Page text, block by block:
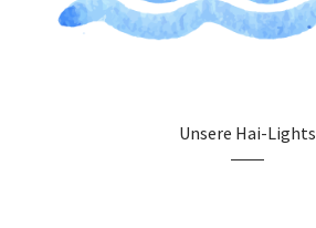
Unsere Hai-Lights